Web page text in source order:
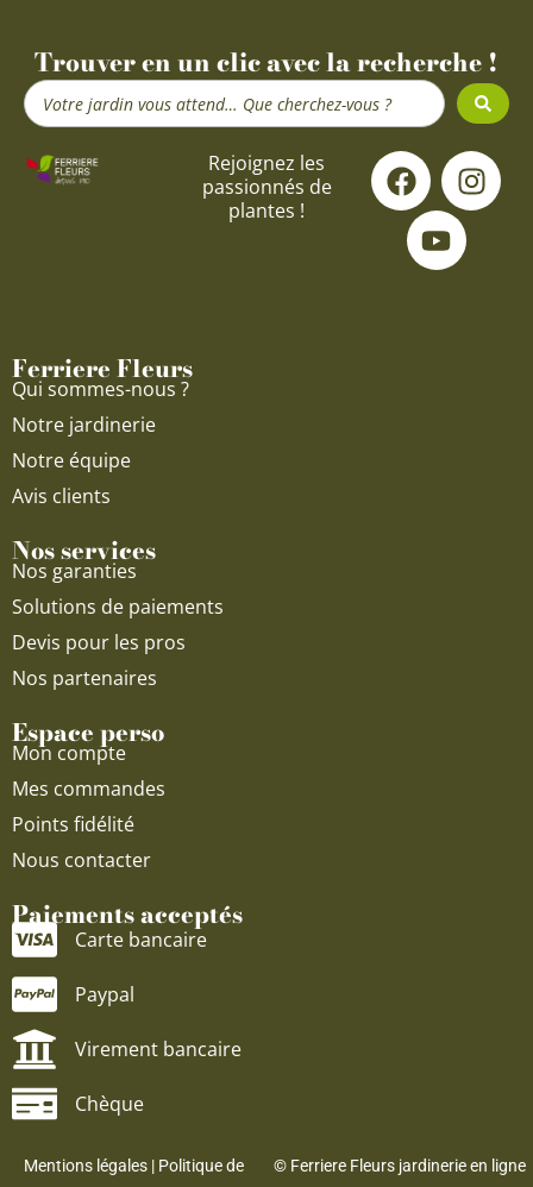
Trouver en un clic avec la recherche !
Search
...
Rejoignez les
passionnés de
plantes !
F
a
c
e
I
n
s
Y
o
u
t
u
Ferriere Fleurs
Qui sommes-nous ?
Notre jardinerie
Notre équipe
Avis clients
Nos services
Nos garanties
Solutions de paiements
Devis pour les pros
Nos partenaires
Espace perso
Mon compte
Mes commandes
Points fidélité
Nous contacter
Paiements acceptés
Carte bancaire
Paypal
Virement bancaire
Chèque
Mentions légales| Politique de © Ferriere Fleurs jardinerie en ligne